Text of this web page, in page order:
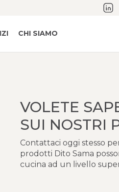
CHI SIAMO
VOLETE
SUI NOSTRI
Contattaci oggi stesso
prodotti Dito Sama
cucina ad un livello